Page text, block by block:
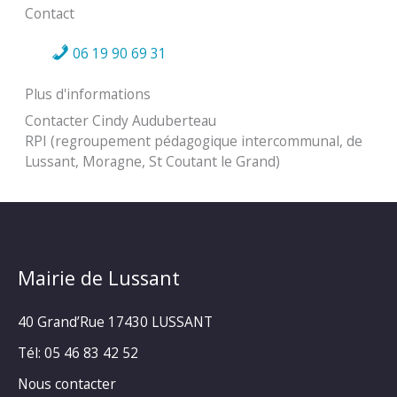
Contact
06 19 90 69 31
Plus d'informations
Contacter Cindy Auduberteau
RPI (regroupement pédagogique intercommunal, de
Lussant, Moragne, St Coutant le Grand)
Mairie de Lussant
40 Grand’Rue 17430 LUSSANT
Tél: 05 46 83 42 52
Nous contacter